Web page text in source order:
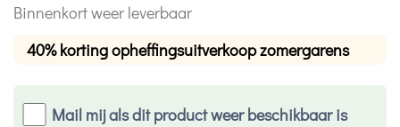
Binnenkort weer leverbaar
40% korting opheffingsuitverkoop zomergarens
Mail mij als dit product weer beschikbaar is